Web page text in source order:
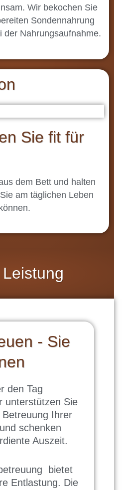
Wir bekochen Sie
Sondennahrung
der Nahrungsaufnahme.
Sie fit für
dem Bett und halten
am täglichen Leben
- Sie
den Tag
unterstützen Sie
Ihrer
schenken
Auszeit.
bietet
Entlastung. Die